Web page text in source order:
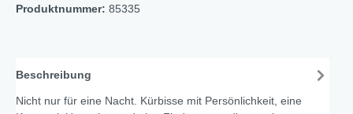
Produktnummer: 85335
Beschreibung
Nicht nur für eine Nacht. Kürbisse mit Persönlichkeit, eine